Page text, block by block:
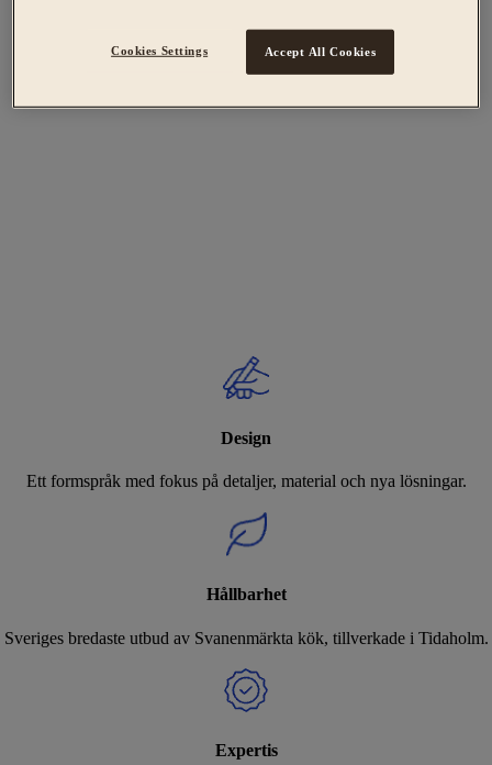
Design
Ett formspråk med fokus på detaljer, material och nya lösningar.
Hållbarhet
Sveriges bredaste utbud av Svanenmärkta kök, tillverkade i Tidaholm.
Expertis
Cookies Settings Accept All Cookies